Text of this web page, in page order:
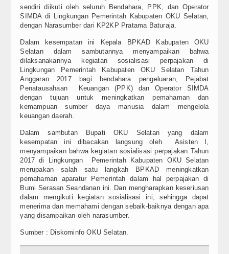
sendiri diikuti oleh seluruh Bendahara, PPK, dan Operator
SIMDA di Lingkungan Pemerintah Kabupaten OKU Selatan,
dengan Narasumber dari KP2KP Pratama Baturaja.
Dalam kesempatan ini Kepala BPKAD Kabupaten OKU
Selatan dalam sambutannya menyampaikan bahwa
dilaksanakannya kegiatan sosialisasi perpajakan di
Lingkungan Pemerintah Kabupaten OKU Selatan Tahun
Anggaran 2017 bagi bendahara pengeluaran, Pejabat
Penatausahaan Keuangan (PPK) dan Operator SIMDA
dengan tujuan untuk meningkatkan pemahaman dan
kemampuan sumber daya manusia dalam mengelola
keuangan daerah.
Dalam sambutan Bupati OKU Selatan yang dalam
kesempatan ini dibacakan langsung oleh Asisten I,
menyampaikan bahwa kegiatan sosialisasi perpajakan Tahun
2017 di Lingkungan Pemerintah Kabupaten OKU Selatan
merupakan salah satu langkah BPKAD meningkatkan
pemahaman aparatur Pemerintah dalam hal perpajakan di
Bumi Serasan Seandanan ini. Dan mengharapkan keseriusan
dalam mengikuti kegiatan sosialisasi ini, sehingga dapat
menerima dan memahami dengan sebaik-baiknya dengan apa
yang disampaikan oleh narasumber.
Sumber : Diskominfo OKU Selatan.